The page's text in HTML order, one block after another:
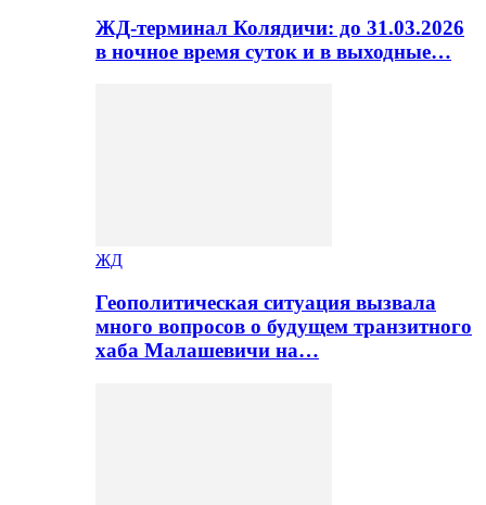
ЖД-терминал Колядичи: до 31.03.2026
в ночное время суток и в выходные…
ЖД
Геополитическая ситуация вызвала
много вопросов о будущем транзитного
хаба Малашевичи на…